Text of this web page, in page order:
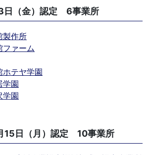
日（金）認定 6事業所
製作所
ファーム
ホテヤ学園
学園
学園
15日（月）認定 10事業所